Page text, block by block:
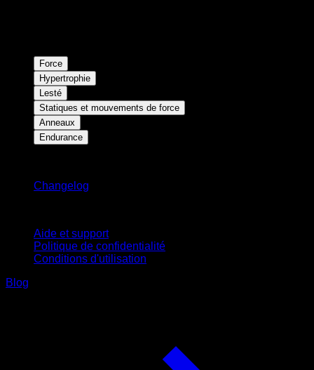
Force
Hypertrophie
Lesté
Statiques et mouvements de force
Anneaux
Endurance
Changelog
Aide et support
Politique de confidentialité
Conditions d'utilisation
Blog